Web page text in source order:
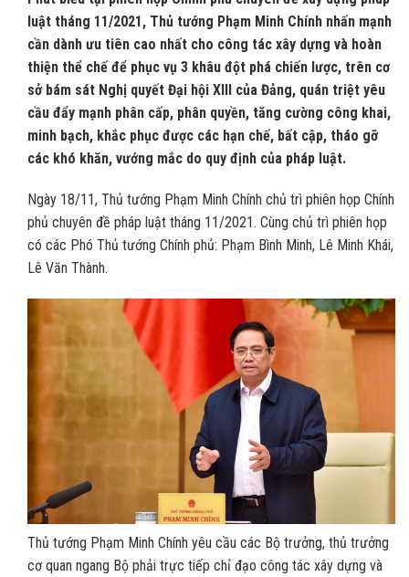
luật tháng 11/2021, Thủ tướng Phạm Minh Chính nhấn mạnh
cần dành ưu tiên cao nhất cho công tác xây dựng và hoàn
thiện thể chế để phục vụ 3 khâu đột phá chiến lược, trên cơ
sở bám sát Nghị quyết Đại hội XIII của Đảng, quán triệt yêu
cầu đẩy mạnh phân cấp, phân quyền, tăng cường công khai,
minh bạch, khắc phục được các hạn chế, bất cập, tháo gỡ
các khó khăn, vướng mắc do quy định của pháp luật.
Ngày 18/11, Thủ tướng Phạm Minh Chính chủ trì phiên họp Chính
phủ chuyên đề pháp luật tháng 11/2021. Cùng chủ trì phiên họp
có các Phó Thủ tướng Chính phủ: Phạm Bình Minh, Lê Minh Khái,
Lê Văn Thành.
Thủ tướng Phạm Minh Chính yêu cầu các Bộ trưởng, thủ trưởng
cơ quan ngang Bộ phải trực tiếp chỉ đạo công tác xây dựng và